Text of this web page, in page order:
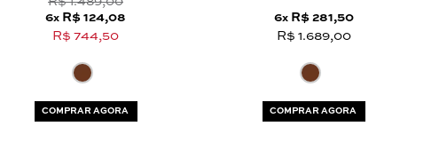
6x R$ 124,08
R$ 744,50
COMPRAR AGORA
6x R$ 281,50
R$ 1.689,00
COMPRAR AGORA